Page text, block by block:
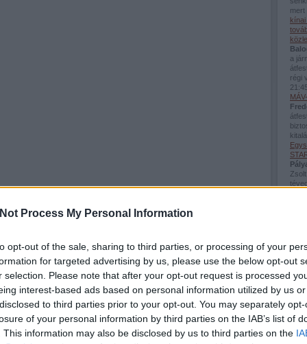
Process My Personal Information
opt-out of the sale, sharing to third parties, or processing of your
for targeted advertising by us, please use the below opt-out
selection. Please note that after your opt-out request is processed
interest-based ads based on personal information utilized by us
to third parties prior to your opt-out. You may separately
of your personal information by third parties on the IAB’s list of
This information may also be disclosed by us to third parties on the
mert
a
régi
(